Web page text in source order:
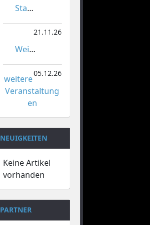
Stadtmeisterschaften im Gardetanz
21.11.26
Weihnachtsmarkt Orsoy
05.12.26
weitere
Veranstaltung
en
NEUIGKEITEN
Keine Artikel
vorhanden
PARTNER